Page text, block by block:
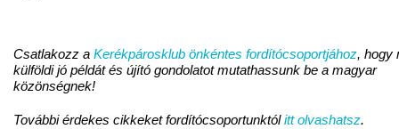
Csatlakozz a Kerékpárosklub önkéntes fordítócsoportjához, hogy
külföldi jó példát és újító gondolatot mutathassunk be a magyar
közönségnek!
További érdekes cikkeket fordítócsoportunktólitt olvashatsz.